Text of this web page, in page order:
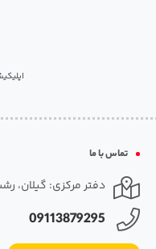
تماس با ما
دفتر مرکزی: گیلان،
09113879295